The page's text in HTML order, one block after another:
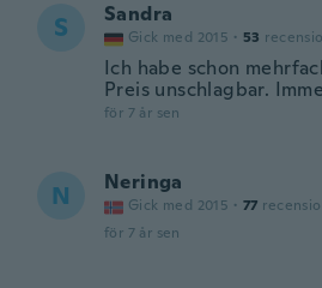
S Sandra
Gick med 2015 · 53
Ich habe schon
Preis unschlagbar.
för 7 år sen
N Neringa
Gick med 2015 · 77
för 7 år sen